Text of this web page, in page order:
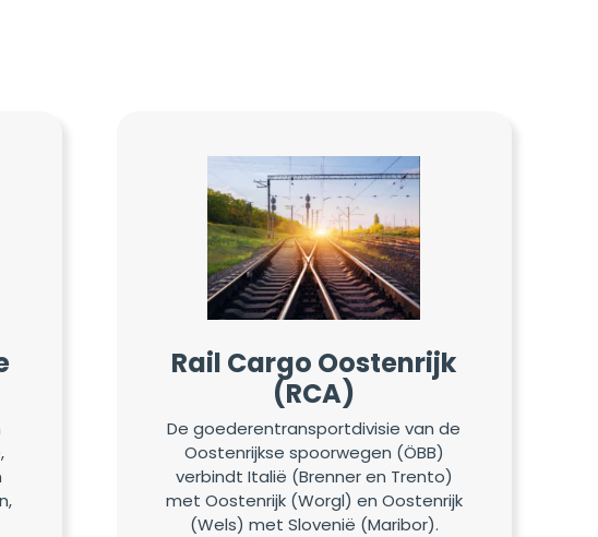
Rail Cargo Oostenrijk
(RCA)
De goederentransportdivisie van de
Oostenrijkse spoorwegen (ÖBB)
verbindt Italië (Brenner en Trento)
met Oostenrijk (Worgl) en Oostenrijk
(Wels) met Slovenië (Maribor).